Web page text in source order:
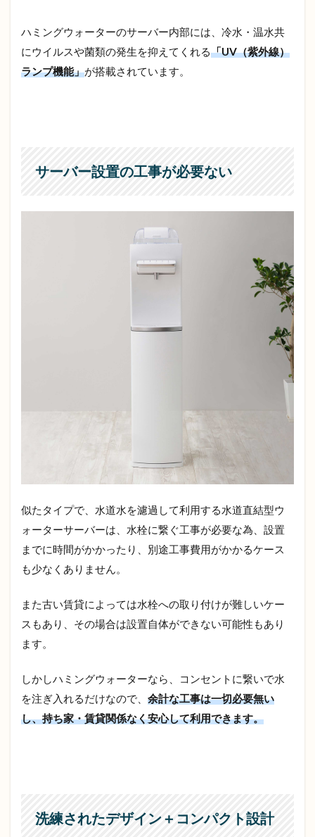
ハミングウォーターのサーバー内部には、冷水・温水共
にウイルスや菌類の発生を抑えてくれる「UV（紫外線）
ランプ機能」が搭載されています。
サーバー設置の工事が必要ない
似たタイプで、水道水を濾過して利用する水道直結型ウ
ォーターサーバーは、水栓に繋ぐ工事が必要な為、設置
までに時間がかかったり、別途工事費用がかかるケース
も少なくありません。
また古い賃貸によっては水栓への取り付けが難しいケー
スもあり、その場合は設置自体ができない可能性もあり
ます。
しかしハミングウォーターなら、コンセントに繋いで水
を注ぎ入れるだけなので、 余計な工事は一切必要無い
し、持ち家・賃貸関係なく安心して利用できます。
洗練されたデザイン＋コンパクト設計